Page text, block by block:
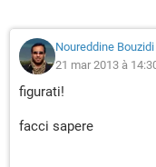
Noureddine Bouzidi
21 mar 2013 à
figurati!
facci sapere